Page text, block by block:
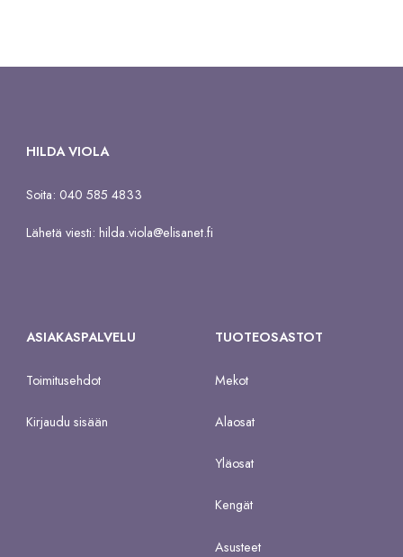
HILDA VIOLA
Soita: 040 585 4833
Lähetä viesti:hilda.viola@elisanet.fi
ASIAKASPALVELU
Toimitusehdot
Kirjaudu sisään
TUOTEOSASTOT
Mekot
Alaosat
Yläosat
Kengät
Asusteet